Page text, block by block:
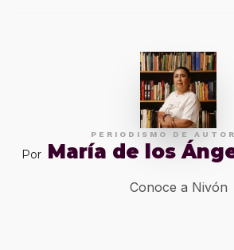
PERIODISMO DE
Por María de los
Conoce a Nivón